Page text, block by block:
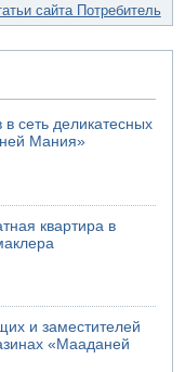
сайта Потребитель
в сеть деликатесных
Мания»
квартира в
и заместителей
«Мааданей